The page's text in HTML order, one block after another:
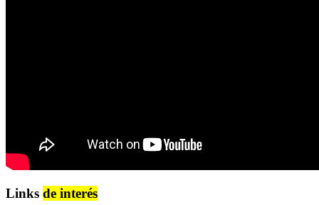
Links de interés